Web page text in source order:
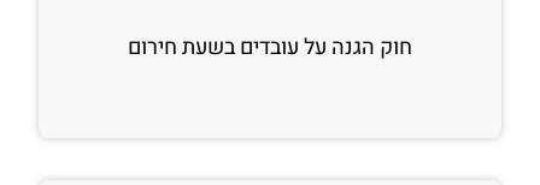
חוק הגנה על עובדים בשעת חירום